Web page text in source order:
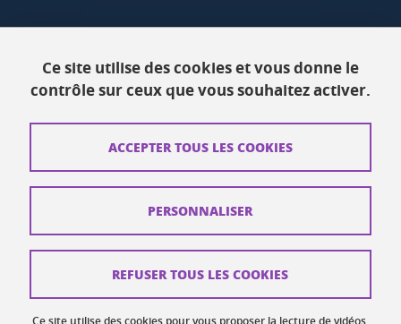
Ressources
Contacts
Plans d'accès
Mentions légales
Plan du site web
Ce site utilise des cookies et vous donne le
contrôle sur ceux que vous souhaitez activer.
Ce site utilise des cookies pour vous proposer la lecture de vidéos,
ACCEPTER TOUS LES COOKIES
REFUSER TOUS LES COOKIES
PERSONNALISER